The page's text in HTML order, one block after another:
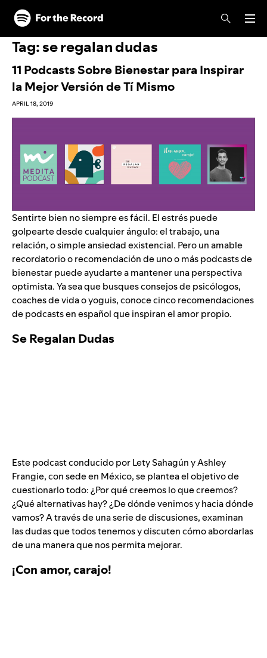
Skip to main content
Skip to footer
Tag:se regalan dudas
11 Podcasts Sobre Bienestar para Inspirar
la Mejor Versión de Tí Mismo
APRIL 18, 2019
Sentirte bien no siempre es fácil. El estrés puede
golpearte desde cualquier ángulo: el trabajo, una
relación, o simple ansiedad existencial. Pero un amable
recordatorio o recomendación de uno o más podcasts de
bienestar puede ayudarte a mantener una perspectiva
optimista. Ya sea que busques consejos de psicólogos,
coaches de vida o yoguis, conoce cinco recomendaciones
de podcasts en español que inspiran el amor propio.
Se Regalan Dudas
Este podcast conducido por Lety Sahagún y Ashley
Frangie, con sede en México, se plantea el objetivo de
cuestionarlo todo: ¿Por qué creemos lo que creemos?
¿Qué alternativas hay? ¿De dónde venimos y hacia dónde
vamos? A través de una serie de discusiones, examinan
las dudas que todos tenemos y discuten cómo abordarlas
de una manera que nos permita mejorar.
¡Con amor, carajo!